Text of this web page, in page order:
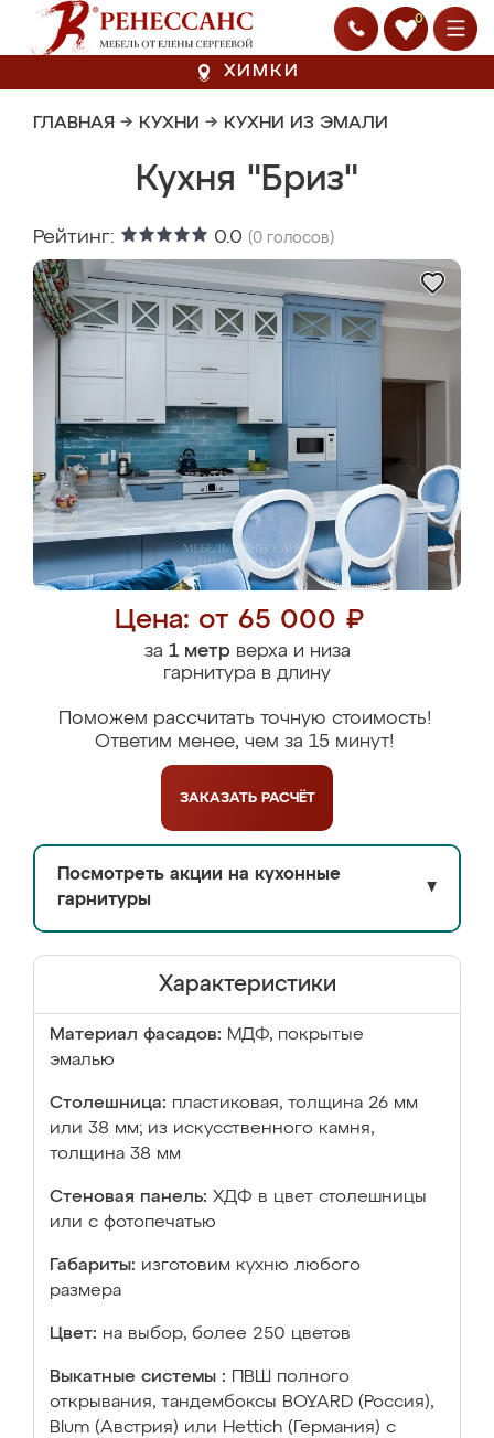
0
ХИМКИ
ГЛАВНАЯ → КУХНИ → КУХНИ ИЗ ЭМАЛИ
Кухня "Бриз"
Рейтинг: 0.0 (0 голосов)
Цена: от 65 000 ₽
за 1 метрверха и низа
гарнитура в длину
Поможем рассчитать точную стоимость!
Ответим менее, чем за 15 минут!
ЗАКАЗАТЬ РАСЧЁТ
Посмотреть акции на кухонные
гарнитуры
▼
Характеристики
Материал фасадов: МДФ, покрытые
эмалью
Столешница: пластиковая, толщина 26 мм
или 38 мм; из искусственного камня,
толщина 38 мм
Стеновая панель: ХДФ в цвет столешницы
или с фотопечатью
Габариты: изготовим кухню любого
размера
Цвет: на выбор, более 250 цветов
Выкатные системы :
ПВШ полного
открывания, тандембоксы BOYARD (Россия),
Blum (Австрия) или Hettich (Германия) с